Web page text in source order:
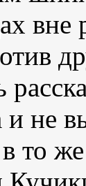
вне
и не
то